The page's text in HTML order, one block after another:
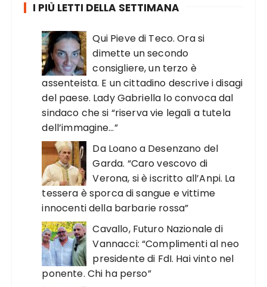
I PIÙ LETTI DELLA SETTIMANA
Qui Pieve di Teco. Ora si
dimette un secondo
consigliere, un terzo è
assenteista. E un cittadino descrive i disagi
del paese. Lady Gabriella lo convoca dal
sindaco che si “riserva vie legali a tutela
dell’immagine…”
Da Loano a Desenzano del
Garda. “Caro vescovo di
Verona, si è iscritto all’Anpi. La
tessera è sporca di sangue e vittime
innocenti della barbarie rossa”
Cavallo, Futuro Nazionale di
Vannacci: “Complimenti al neo
presidente di FdI. Hai vinto nel
ponente. Chi ha perso”